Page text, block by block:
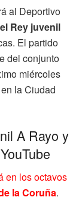
al Deportivo
Rey juvenil
El partido
del conjunto
miércoles
la Ciudad
A Rayo y
en los octavos
la Coruña.